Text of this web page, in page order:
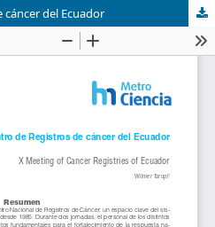
cáncer del Ecuador